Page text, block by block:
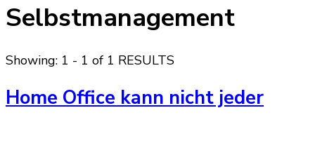
Selbstmanagement
Showing: 1 - 1 of 1 RESULTS
Home Office kann nicht jeder